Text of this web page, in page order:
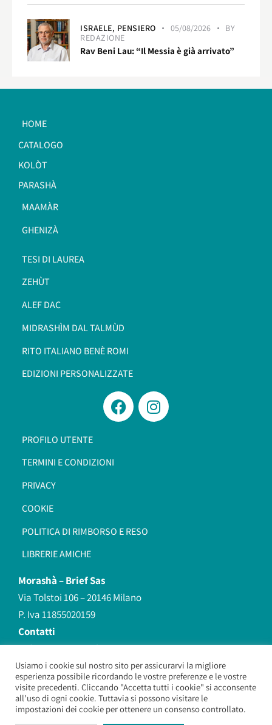
ISRAELE, PENSIERO 05/08/2026
BY
REDAZIONE
Rav Beni Lau: “Il Messia è già arrivato”
HOME
CATALOGO
KOLÒT
PARASHÀ
MAAMÀR
GHENIZÀ
TESI DI LAUREA
ZEHÙT
ALEF DAC
MIDRASHÌM DAL TALMÙD
RITO ITALIANO BENÈ ROMI​
EDIZIONI PERSONALIZZATE
PROFILO UTENTE
TERMINI E CONDIZIONI
PRIVACY
COOKIE
POLITICA DI RIMBORSO E RESO
LIBRERIE AMICHE
Morashà –Brief Sas
Via Tolstoi 106 – 20146 Milano
P. Iva 11855020159
Contatti
redazione@morasha.it
339 8596707
(anche Whatsapp)
Usiamo i cookie sul nostro sito per assicurarvi la migliore
esperienza possibile ricordando le vostre preferenze e le vostre
visite precedenti. Cliccando "Accetta tutti i cookie" si acconsente
all'uso di ogni cookie. Tuttavia si possono visitare le
impostazioni dei cookie per ottenere un consenso controllato.